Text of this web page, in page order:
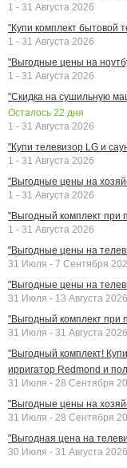
1 - 31 Августа 2026
"Купи комплект бытовой
1 - 31 Августа 2026
"Выгодные цены на
1 - 31 Августа 2026
"Скидка на сушильную
Осталось 22 дня
1 - 31 Августа 2026
"Купи телевизор LG и
1 - 31 Августа 2026
"Выгодные цены на
1 - 31 Августа 2026
"Выгодный комплект при
1 - 31 Августа 2026
"Выгодные цены на
31 Июля - 7 Сентября
"Выгодные цены на
31 Июля - 13 Августа 2026
"Выгодный комплект при
31 Июля - 31 Августа 2026
"Выгодный комплект!
ирригатор Redmond и
31 Июля - 28 Сентября
"Выгодные цены на
31 Июля - 28 Сентября
"Выгодная цена на
30 Июля - 31 Августа 2026